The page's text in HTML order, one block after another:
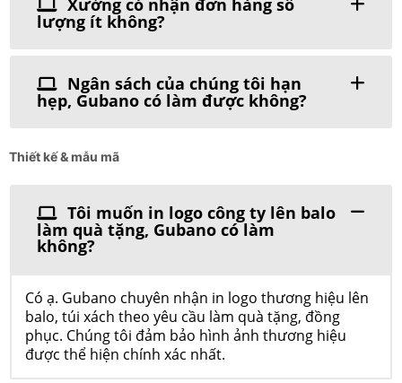
Xưởng có nhận đơn hàng số
lượng ít không?
Ngân sách của chúng tôi hạn
hẹp, Gubano có làm được không?
Thiết kế & mẫu mã
Tôi muốn in logo công ty lên balo
làm quà tặng, Gubano có làm
không?
Có ạ. Gubano chuyên nhận in logo thương hiệu lên
balo, túi xách theo yêu cầu làm quà tặng, đồng
phục. Chúng tôi đảm bảo hình ảnh thương hiệu
được thể hiện chính xác nhất.